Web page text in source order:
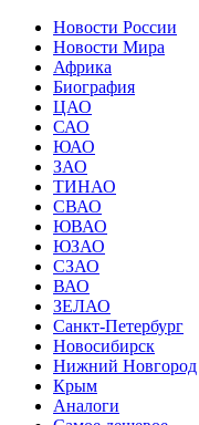
Новости России
Новости Мира
Африка
Биография
ЦАО
САО
ЮАО
ЗАО
ТИНАО
СВАО
ЮВАО
ЮЗАО
СЗАО
ВАО
ЗЕЛАО
Санкт-Петербург
Новосибирск
Нижний Новгород
Крым
Аналоги